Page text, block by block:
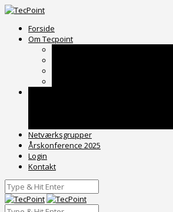
Forside
Om Tecpoint
Netværksgrupper
Årskonference 2025
Login
Kontakt